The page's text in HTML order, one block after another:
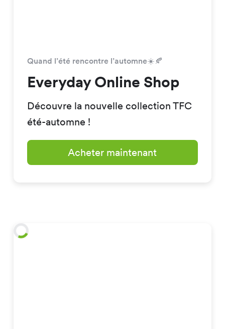
Quand l’été rencontre l’automne☀️🍂
Everyday Online Shop
Découvre la nouvelle collection TFC
été-automne !
Acheter maintenant